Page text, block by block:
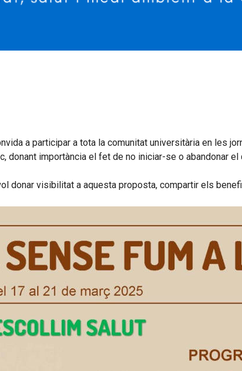
a participar a tota la comunitat universitària en les
donant importància el fet de no iniciar-se o abandonar
donar visibilitat a aquesta proposta, compartir els